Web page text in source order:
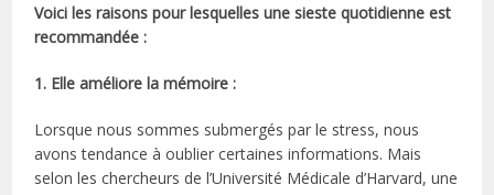
Voici les raisons pour lesquelles une sieste quotidienne est
recommandée :
1. Elle améliore la mémoire :
Lorsque nous sommes submergés par le stress, nous
avons tendance à oublier certaines informations. Mais
selon les chercheurs de l’Université Médicale d’Harvard, une